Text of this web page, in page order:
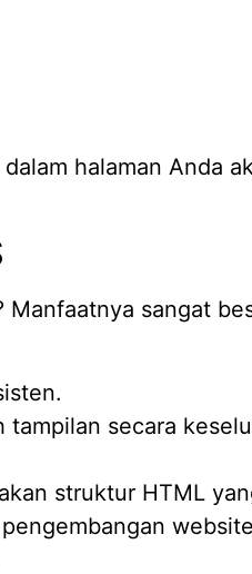
dalam halaman Anda
Manfaatnya sangat
secara
struktur HTML